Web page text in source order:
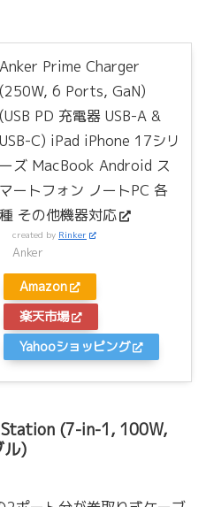
Anker Prime Charger
(250W, 6 Ports, GaN)
(USB PD 充電器 USB-A &
USB-C) iPad iPhone 17シリ
ーズ MacBook Android ス
マートフォン ノートPC 各
種 その他機器対応
created by Rinker
Anker
Amazon
楽天市場
Yahooショッピング
(7-in-1, 100W,
ル)